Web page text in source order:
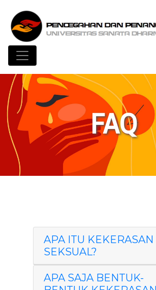
Toggle navigation
FAQ
APA ITU KEKERASAN
SEKSUAL?
APA SAJA BENTUK-